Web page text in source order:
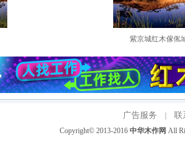
紫京城红木傢俬
广告服务 联
Copyright© 2013-2016 中华木作网 All